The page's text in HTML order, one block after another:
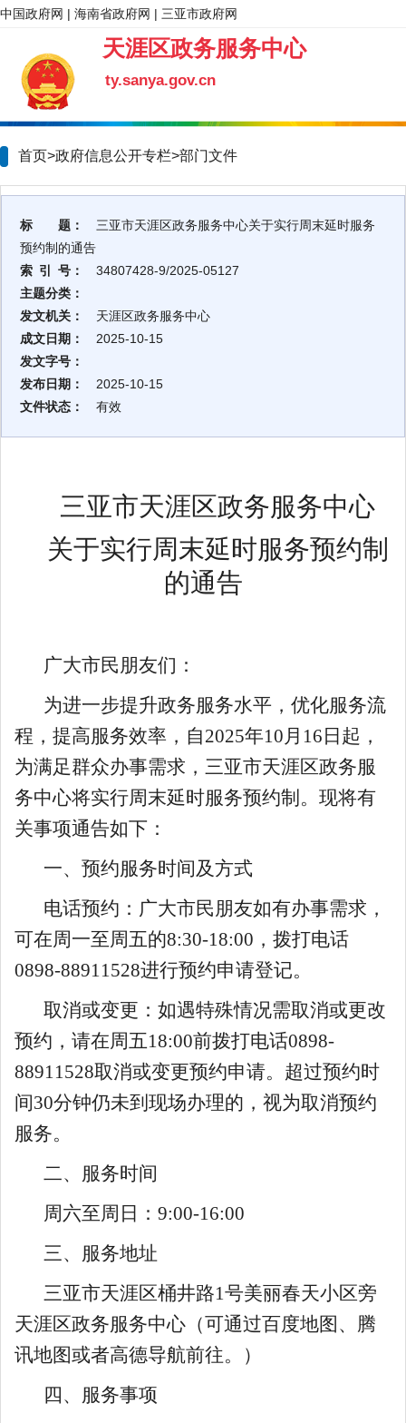
中国政府网 | 海南省政府网 | 三亚市政府网
天涯区政务服务中心
ty.sanya.gov.cn
首页>政府信息公开专栏>部门文件
标 题：
三亚市天涯区政务服务中心关于实行周末延时服务
预约制的通告
索 引 号：
34807428-9/2025-05127
主题分类：
发文机关：
天涯区政务服务中心
成文日期：
2025-10-15
发文字号：
发布日期：
2025-10-15
文件状态：
有效
三亚市天涯区政务服务中心
关于实行周末延时服务预约制
的通告
广大市民朋友们：
为进一步提升政务服务水平，优化服务流
程，提高服务效率，自2025年10月 16 日起，
为满足群众办事需求，三亚市天涯区政务服
务中心将实行周末延时服务预约制。现将有
关事项通告如下：
一、预约服务时间及方式
电话预约：广大市民朋友如有办事需求，
可在周一至周五的8:30-18:00 ，拨打电话
0898-88911528进行预约申请登记。
取消或变更：如遇特殊情况需取消或更改
预约，请在周五18:00前拨打电话0898-
88911528取消或变更预约申请。超过预约时
间30分钟仍未到现场办理的，视为取消预约
服务。
二、服务时间
周六至周日： 9:00-16:00
三、服务地址
三亚市天涯区桶井路1号美丽春天小区旁
天涯区政务服务中心（可通过百度地图、腾
讯地图或者高德导航前往。）
四、服务事项